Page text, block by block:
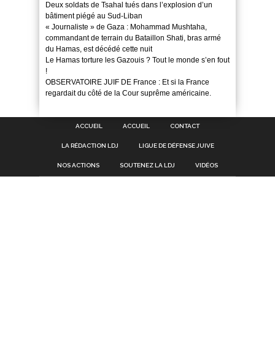
Deux soldats de Tsahal tués dans l’explosion d’un
bâtiment piégé au Sud-Liban
« Journaliste » de Gaza : Mohammad Mushtaha,
commandant de terrain du Bataillon Shati, bras armé
du Hamas, est décédé cette nuit
Le Hamas torture les Gazouis ? Tout le monde s’en fout
!
OBSERVATOIRE JUIF DE France : Et si la France
regardait du côté de la Cour suprême américaine.
ACCUEIL ACCUEIL CONTACT
LA RÉDACTION LDJ LIGUE DE DÉFENSE JUIVE
NOS ACTIONS SOUTENEZ LA LDJ VIDÉOS